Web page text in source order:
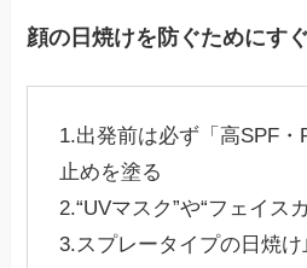
顔の日焼けを防ぐためにす
1.出発前は必ず「高SPF・
止めを塗る
2.“UVマスク”や“フェイス
3.スプレータイプの日焼